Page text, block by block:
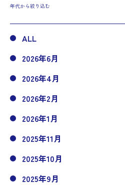
年代から絞り込む
ALL
2026年6月
2026年4月
2026年2月
2026年1月
2025年11月
2025年10月
2025年9月